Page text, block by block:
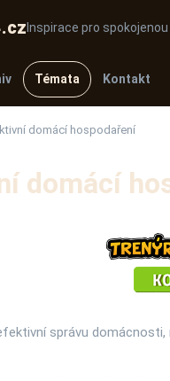
Inspirace pro
Témata Kontakt
domácí hospodaření
domácí
správu